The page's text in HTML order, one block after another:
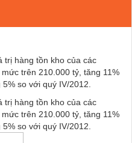
trị hàng tồn kho của các
trên 210.000 tỷ, tăng 11%
so với quý IV/2012.
trị hàng tồn kho của các
trên 210.000 tỷ, tăng 11%
so với quý IV/2012.